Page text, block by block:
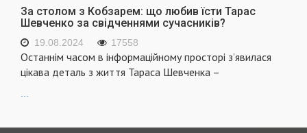
За столом з Кобзарем: що любив їсти Тарас
Шевченко за свідченнями сучасників?
19.08.2024 17558
Останнім часом в інформаційному просторі з’явилася
цікава деталь з життя Тараса Шевченка –